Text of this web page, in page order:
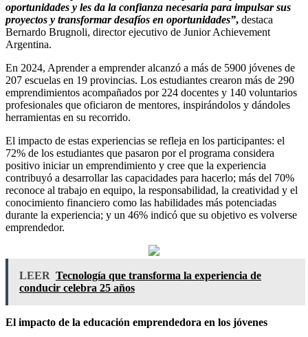
oportunidades y les da la confianza necesaria para impulsar sus
proyectos y transformar desafíos en oportunidades”, destaca
Bernardo Brugnoli, director ejecutivo de Junior Achievement
Argentina.
En 2024, Aprender a emprender alcanzó a más de 5900 jóvenes de
207 escuelas en 19 provincias. Los estudiantes crearon más de 290
emprendimientos acompañados por 224 docentes y 140 voluntarios
profesionales que oficiaron de mentores, inspirándolos y dándoles
herramientas en su recorrido.
El impacto de estas experiencias se refleja en los participantes: el
72% de los estudiantes que pasaron por el programa considera
positivo iniciar un emprendimiento y cree que la experiencia
contribuyó a desarrollar las capacidades para hacerlo; más del 70%
reconoce al trabajo en equipo, la responsabilidad, la creatividad y el
conocimiento financiero como las habilidades más potenciadas
durante la experiencia; y un 46% indicó que su objetivo es volverse
emprendedor.
LEER Tecnología que transforma la experiencia de
conducir celebra 25 años
El impacto de la educación emprendedora en los jóvenes